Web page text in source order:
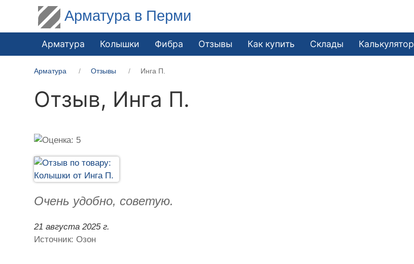
Арматура в Перми
Арматура Колышки Фибра Отзывы Как купить Склады Калькулятор
Арматура Отзывы Инга П.
Отзыв, Инга П.
Очень удобно, советую.
21 августа 2025 г.
Источник: Озон